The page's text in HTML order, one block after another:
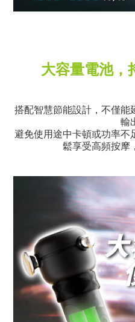
大容量電池，
搭配智慧節能設計，不僅能
輸
避免使用途中卡頓或功率不
鬆享受高頻按摩